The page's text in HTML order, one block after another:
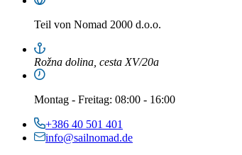
Teil von Nomad 2000 d.o.o.
Rožna dolina, cesta XV/20a
Montag - Freitag: 08:00 - 16:00
+386 40 501 401
info@sailnomad.de